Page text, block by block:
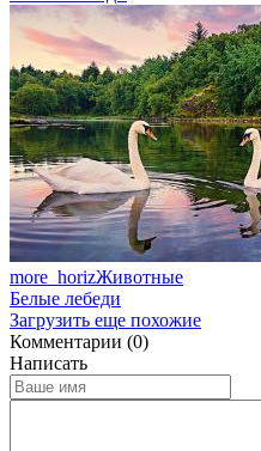
more_horizЖивотные
Белые лебеди
Загрузить еще похожие
Комментарии (0)
Написать